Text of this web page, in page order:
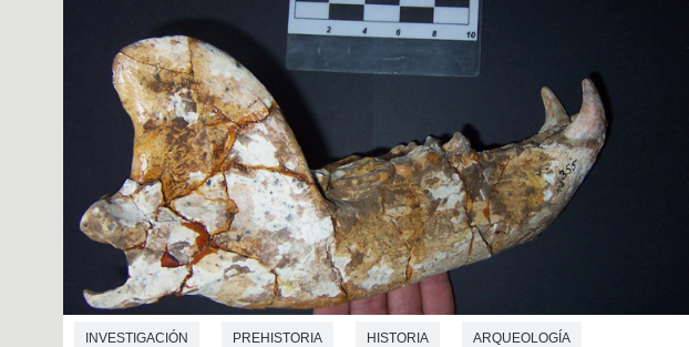
INVESTIGACIÓN PREHISTORIA HISTORIA ARQUEOLOGÍA